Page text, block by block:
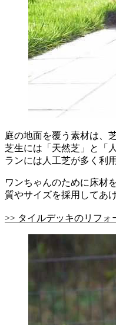
庭の地面を覆う素材は、
芝生には「天然芝」と「
ランには人工芝が多く利
ワンちゃんのために床材
質やサイズを採用してあ
>> タイルデッキのリフォ